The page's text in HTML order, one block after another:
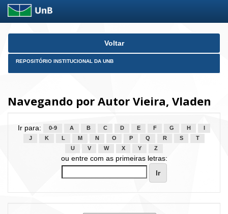
Skip
Voltar
REPOSITÓRIO INSTITUCIONAL DA UNB
Navegando por Autor Vieira, Vladen
Ir para: 0-9 A B C D E F G H
J
K L M N O P Q R S
T
U
V W X Y Z
ou entre com as primeiras letras: